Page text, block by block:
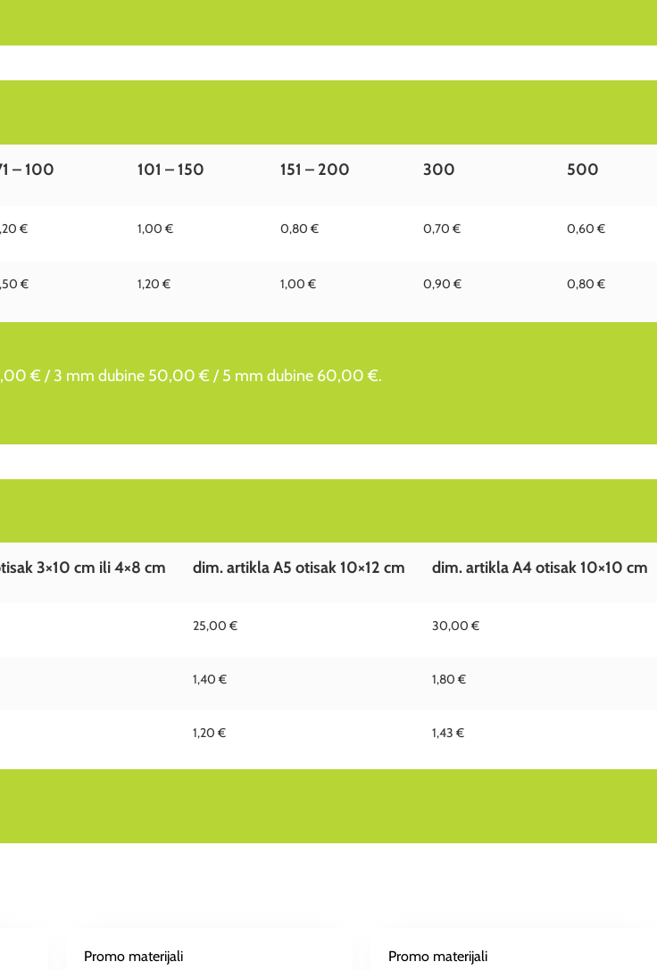
– 100 101 – 150 151 – 200 300 500
€ 1,00 € 0,80 € 0,70 € 0,60 €
€ 1,20 € 1,00 € 0,90 € 0,80 €
€ / 3 mm dubine 50,00 € / 5 mm dubine 60,00 €.
3×10 cm ili 4×8 cm dim. artikla A5 otisak 10×12 cm dim. artikla A4 otisak 10×10 cm
25,00 € 30,00 €
1,40 € 1,80 €
1,20 € 1,43 €
Promo materijali Promo materijali